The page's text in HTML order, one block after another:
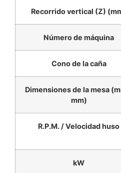
Recorrido vertical (Z)
Número de máquina
Cono de la caña
Dimensiones de la mesa
mm)
R.P.M. / Velocidad huso
kW